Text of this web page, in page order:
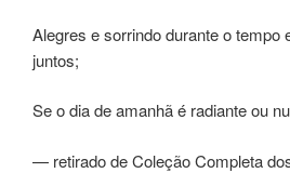
Alegres e sorrindo durante o tempo
juntos;
Se o dia de amanhã é radiante ou
— retirado de Coleção Completa